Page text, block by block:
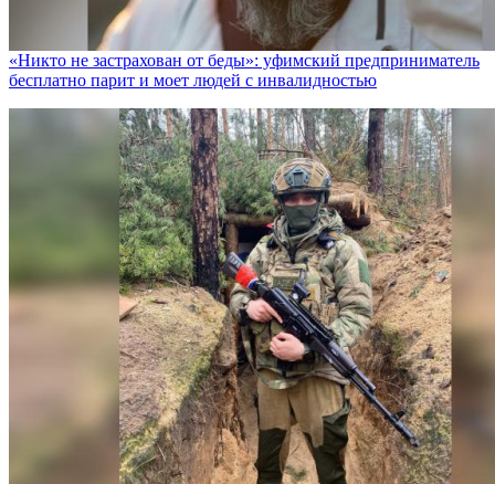
«Никто не заcтрахован от беды»: уфимский предприниматель
бесплатно парит и моет людей с инвалидностью